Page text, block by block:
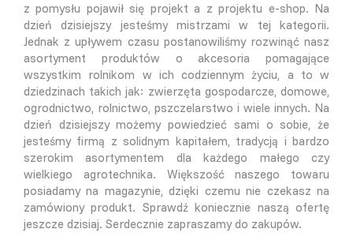
z pomysłu pojawił się projekt a z projektu e-shop. Na
dzień dzisiejszy jesteśmy mistrzami w tej kategorii.
Jednak z upływem czasu postanowiliśmy rozwinąć nasz
asortyment produktów o akcesoria pomagające
wszystkim rolnikom w ich codziennym życiu, a to w
dziedzinach takich jak: zwierzęta gospodarcze, domowe,
ogrodnictwo, rolnictwo, pszczelarstwo i wiele innych. Na
dzień dzisiejszy możemy powiedzieć sami o sobie, że
jesteśmy firmą z solidnym kapitałem, tradycją i bardzo
szerokim asortymentem dla każdego małego czy
wielkiego agrotechnika. Większość naszego towaru
posiadamy na magazynie, dzięki czemu nie czekasz na
zamówiony produkt. Sprawdź koniecznie naszą ofertę
jeszcze dzisiaj. Serdecznie zapraszamy do zakupów.